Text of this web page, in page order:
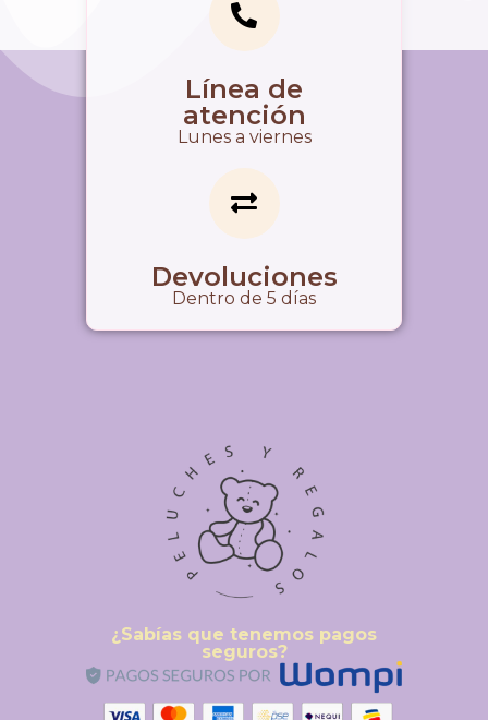
Línea de
atención
Lunes a viernes
Devoluciones
Dentro de 5 días
¿Sabías que tenemos pagos
seguros?